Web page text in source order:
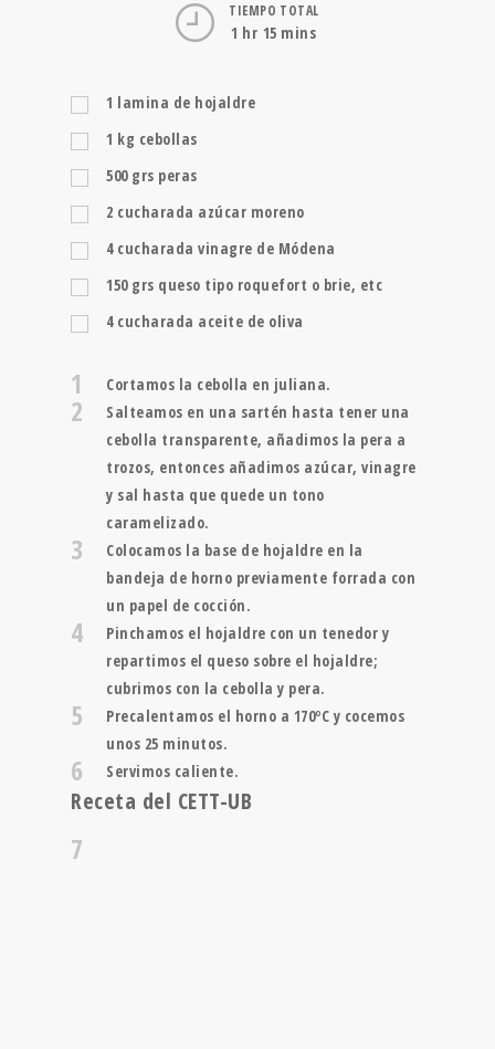
TIEMPO TOTAL
1 hr 15 mins
1 lamina de hojaldre
1 kg cebollas
500 grs peras
2 cucharada azúcar moreno
4 cucharada vinagre de Módena
150 grs queso tipo roquefort o brie, etc
4 cucharada aceite de oliva
1 Cortamos la cebolla en juliana.
2
Salteamos en una sartén hasta tener una
cebolla transparente, añadimos la pera a
trozos, entonces añadimos azúcar, vinagre
y sal hasta que quede un tono
caramelizado.
3
Colocamos la base de hojaldre en la
bandeja de horno previamente forrada con
un papel de cocción.
4
Pinchamos el hojaldre con un tenedor y
repartimos el queso sobre el hojaldre;
cubrimos con la cebolla y pera.
5
Precalentamos el horno a 170ºC y cocemos
unos 25 minutos.
6 Servimos caliente.
Receta del CETT-UB
7